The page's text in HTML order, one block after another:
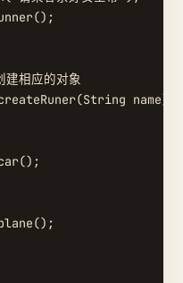
相应的对象
name) {